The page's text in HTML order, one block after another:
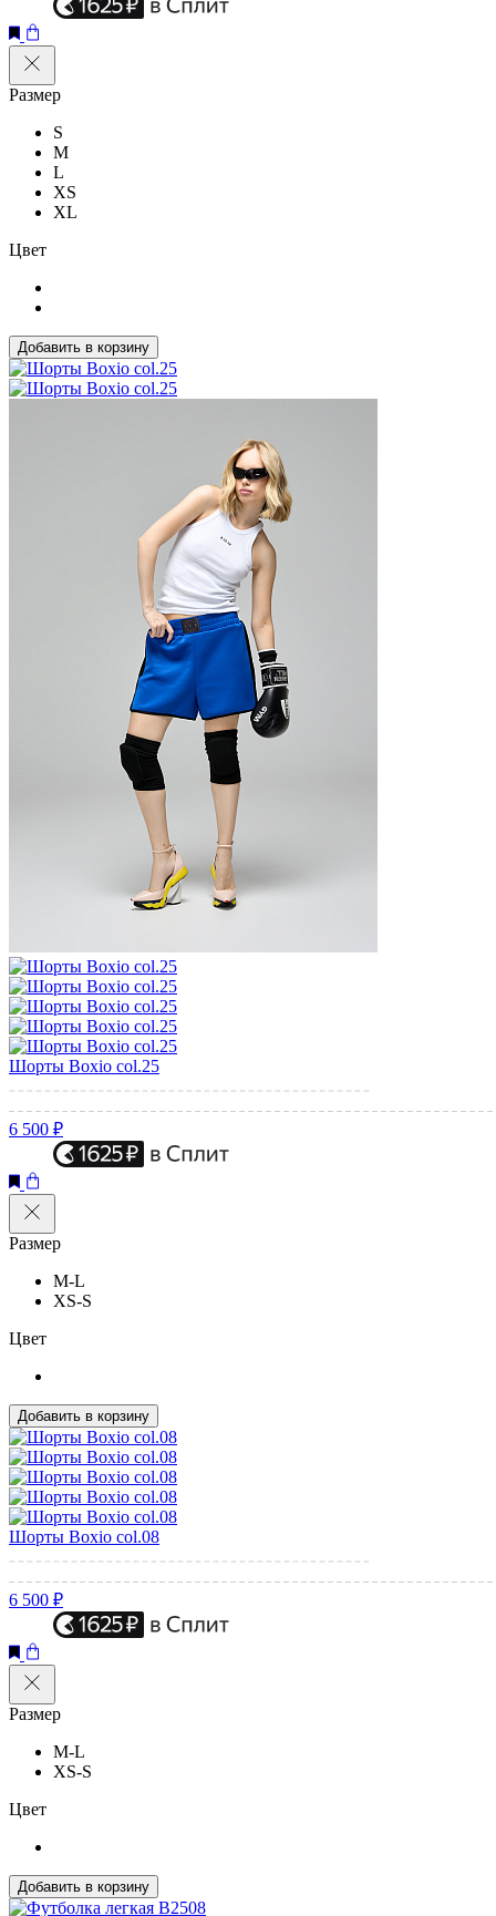
Размер
S
M
L
XS
XL
Цвет
Добавить в корзину
Шорты Boxio col.25
6 500 ₽
Размер
M-L
XS-S
Цвет
Добавить в корзину
Шорты Boxio col.08
6 500 ₽
Размер
M-L
XS-S
Цвет
Добавить в корзину